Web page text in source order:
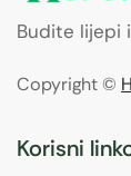
Budite lijepi
Copyright ©
Korisni